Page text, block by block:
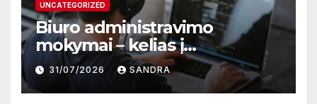
UNCATEGORIZED
Biuro administravimo
mokymai – kelias į
profesionalų ir efektyvų
darbą
31/07/2026 SANDRA